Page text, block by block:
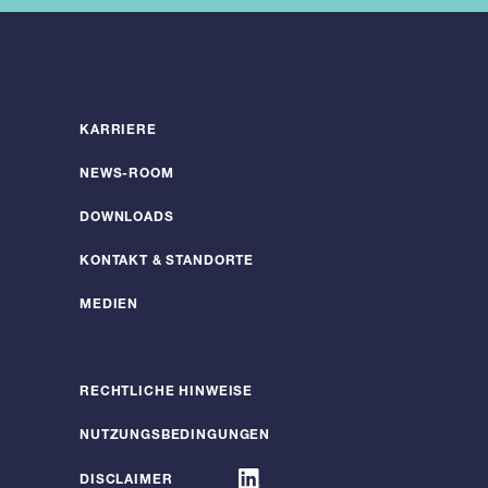
KARRIERE
NEWS-ROOM
DOWNLOADS
KONTAKT & STANDORTE
MEDIEN
RECHTLICHE HINWEISE
NUTZUNGSBEDINGUNGEN
DISCLAIMER